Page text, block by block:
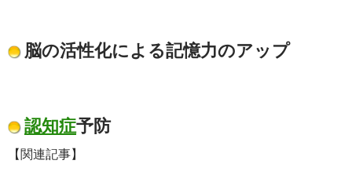
脳の活性化による記憶力のアップ
認知症予防
【関連記事】